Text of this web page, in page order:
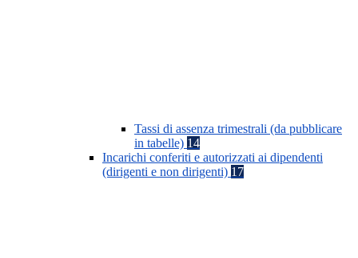
Tassi di assenza trimestrali (da pubblicare
in tabelle) 14
Incarichi conferiti e autorizzati ai dipendenti
(dirigenti e non dirigenti) 17